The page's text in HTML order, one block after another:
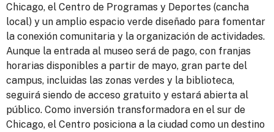
Chicago, el Centro de Programas y Deportes (cancha
local) y un amplio espacio verde diseñado para fomentar
la conexión comunitaria y la organización de actividades.
Aunque la entrada al museo será de pago, con franjas
horarias disponibles a partir de mayo, gran parte del
campus, incluidas las zonas verdes y la biblioteca,
seguirá siendo de acceso gratuito y estará abierta al
público. Como inversión transformadora en el sur de
Chicago, el Centro posiciona a la ciudad como un destino